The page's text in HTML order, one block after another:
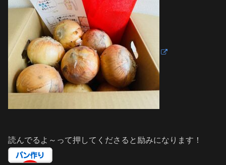
読んでるよ～って押してくださると励みになります！